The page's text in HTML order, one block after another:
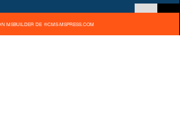
MSBUILDER DE ®CMS-MSPRESS.COM